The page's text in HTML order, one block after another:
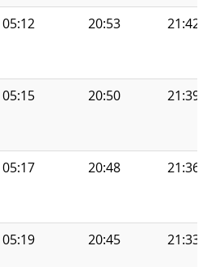
05:12 20:53 21:42
05:15 20:50 21:39
05:17 20:48 21:36
05:19 20:45 21:33